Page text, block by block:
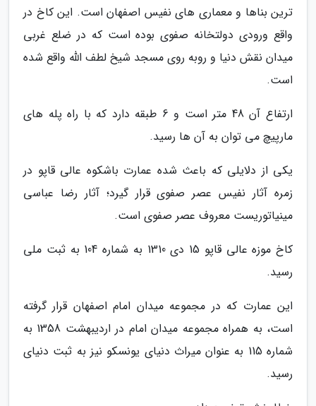
ترین بناها و معماری های نفیس اصفهان است. این کاخ در
واقع ورودی دولتخانه صفوی بوده است که در ضلع غربی
میدان نقش دنیا و روبه روی مسجد شیخ لطف الله واقع شده
است.
ارتفاع آن 48 متر است و 6 طبقه دارد که با راه پله های
مارپیچ می توان به آن ها رسید.
یکی از دلایلی که باعث شده عمارت باشکوه عالی قاپو در
زمره آثار نفیس عصر صفوی قرار گیرد؛ آثار رضا عباسی
مینیاتوریست معروف عصر صفوی است.
کاخ موزه عالی قاپو 15 دی 1310 به شماره 104 به ثبت ملی
رسید.
این عمارت که در مجموعه میدان امام اصفهان قرار گرفته
است، به همراه مجموعه میدان امام در اردیبهشت 1358 به
شماره 115 به عنوان میراث دنیای یونسکو نیز به ثبت دنیای
رسید.